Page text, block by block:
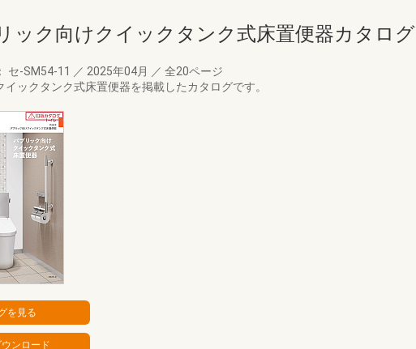
ック向けクイックタンク式床置便器カタログ
セ-SM54-11 ／ 2025年04月 ／ 全20ページ
イックタンク式床置便器を掲載したカタログです。